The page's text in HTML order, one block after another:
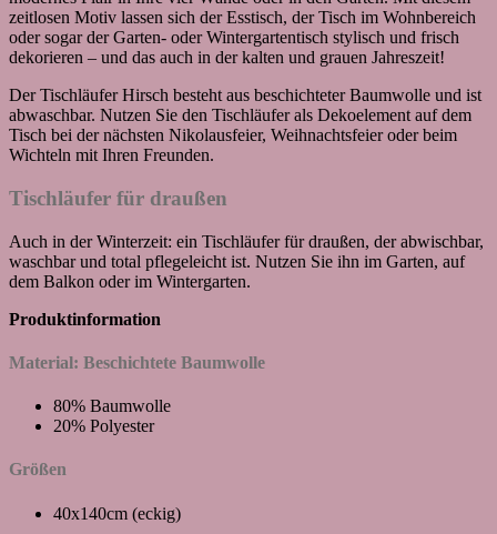
zeitlosen Motiv lassen sich der Esstisch, der Tisch im Wohnbereich
oder sogar der Garten- oder Wintergartentisch stylisch und frisch
dekorieren – und das auch in der kalten und grauen Jahreszeit!
Der Tischläufer Hirsch besteht aus beschichteter Baumwolle und ist
abwaschbar. Nutzen Sie den Tischläufer als Dekoelement auf dem
Tisch bei der nächsten Nikolausfeier, Weihnachtsfeier oder beim
Wichteln mit Ihren Freunden.
Tischläufer für draußen
Auch in der Winterzeit: ein Tischläufer für draußen, der abwischbar,
waschbar und total pflegeleicht ist. Nutzen Sie ihn im Garten, auf
dem Balkon oder im Wintergarten.
Produktinformation
Material: Beschichtete Baumwolle
80% Baumwolle
20% Polyester
Größen
40x140cm (eckig)